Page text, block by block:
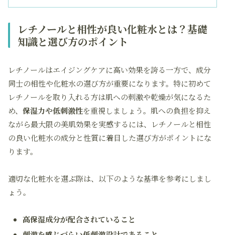
レチノールと相性が良い化粧水とは？基礎
知識と選び方のポイント
レチノールはエイジングケアに高い効果を誇る一方で、成分
同士の相性や化粧水の選び方が重要になります。特に初めて
レチノールを取り入れる方は肌への刺激や乾燥が気になるた
め、 保湿力や低刺激性を重視しましょう。肌への負担を抑え
ながら最大限の美肌効果を実感するには、レチノールと相性
の良い化粧水の成分と性質に着目した選び方がポイントにな
ります。
適切な化粧水を選ぶ際は、以下のような基準を参考にしまし
ょう。
高保湿成分が配合されていること